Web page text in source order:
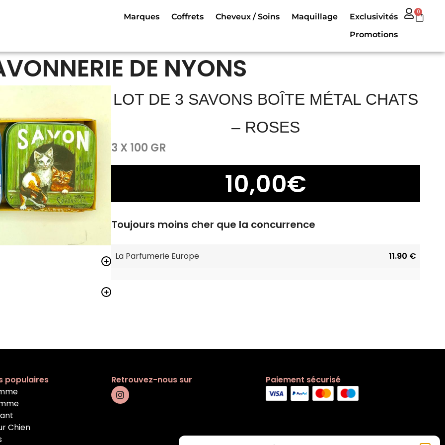
Marques Coffrets Cheveux / Soins Maquillage
Exclusivités
Promotions
0
DE NYONS
LOT DE 3 SAVONS BOÎTE MÉTAL CHATS
– ROSES
3 X 100 GR
10,00€
Toujours moins cher que la concurrence
La Parfumerie Europe 11.90 €
populaires
Chien
Retrouvez-nous sur Paiement sécurisé